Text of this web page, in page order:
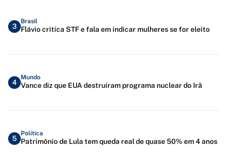
3
Brasil
Flávio critica STF e fala em indicar mulheres se for eleito
4
Mundo
Vance diz que EUA destruíram programa nuclear do Irã
5
Política
Patrimônio de Lula tem queda real de quase 50% em 4 anos